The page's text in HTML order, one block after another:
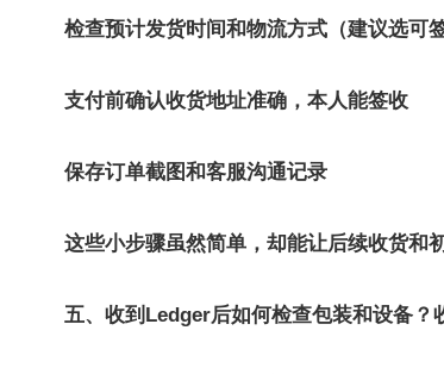
检查预计发货时间和物流方式（建议选可
支付前确认收货地址准确，本人能签收
保存订单截图和客服沟通记录
这些小步骤虽然简单，却能让后续收货和
五、收到Ledger后如何检查包装和设备？